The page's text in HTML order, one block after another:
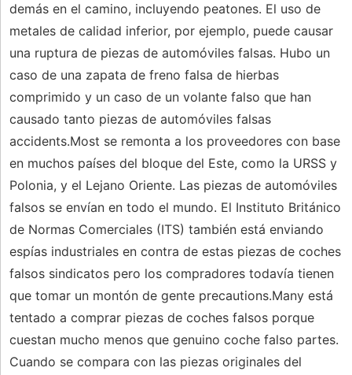
demás en el camino, incluyendo peatones. El uso de
metales de calidad inferior, por ejemplo, puede causar
una ruptura de piezas de automóviles falsas. Hubo un
caso de una zapata de freno falsa de hierbas
comprimido y un caso de un volante falso que han
causado tanto piezas de automóviles falsas
accidents.Most se remonta a los proveedores con base
en muchos países del bloque del Este, como la URSS y
Polonia, y el Lejano Oriente. Las piezas de automóviles
falsos se envían en todo el mundo. El Instituto Británico
de Normas Comerciales (ITS) también está enviando
espías industriales en contra de estas piezas de coches
falsos sindicatos pero los compradores todavía tienen
que tomar un montón de gente precautions.Many está
tentado a comprar piezas de coches falsos porque
cuestan mucho menos que genuino coche falso partes.
Cuando se compara con las piezas originales del